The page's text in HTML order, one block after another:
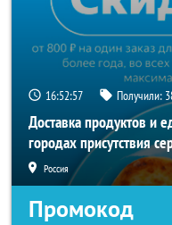
16:52:57 Получили:
Доставка продуктов и
городах присутствия
Россия
Промокод